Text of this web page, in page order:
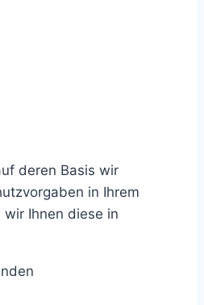
deren Basis wir
in Ihrem
Ihnen diese in